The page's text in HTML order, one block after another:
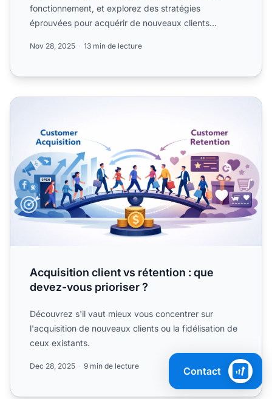
fonctionnement, et explorez des stratégies
éprouvées pour acquérir de nouveaux clients
Nov 28, 2025 13 min de lecture
Acquisition client vs rétention : que devez-vous prioriser ?
Acquisition client vs rétention : que
devez-vous prioriser ?
Découvrez s'il vaut mieux vous concentrer sur
l'acquisition de nouveaux clients ou la fidélisation de
ceux existants.
Dec 28, 2025 9 min de lecture Contact